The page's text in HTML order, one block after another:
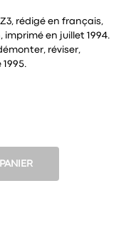
rédigé en français,
en juillet 1994.
réviser,